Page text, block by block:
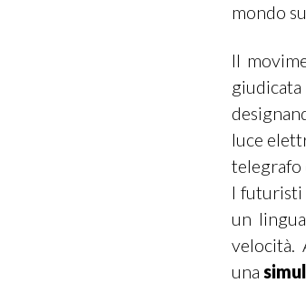
mondo
Il
luce
telegrafo
I futuristi
un
velocità.
una